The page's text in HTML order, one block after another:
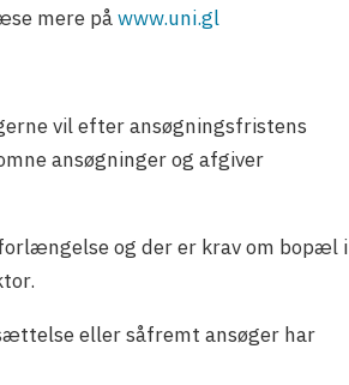
mere påwww.uni.gl
vil efter ansøgningsfristens
ansøgninger og afgiver
og der er krav om bopæl i
eller såfremt ansøger har